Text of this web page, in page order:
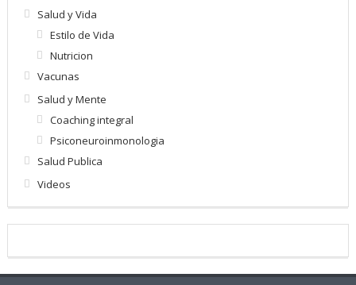
Salud y Vida
Estilo de Vida
Nutricion
Vacunas
Salud y Mente
Coaching integral
Psiconeuroinmonologia
Salud Publica
Videos